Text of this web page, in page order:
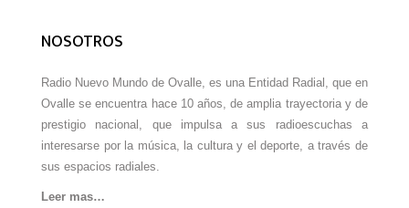
NOSOTROS
Radio Nuevo Mundo de Ovalle, es una Entidad Radial, que en
Ovalle se encuentra hace 10 años, de amplia trayectoria y de
prestigio nacional, que impulsa a sus radioescuchas a
interesarse por la música, la cultura y el deporte, a través de
sus espacios radiales.
Leer mas…